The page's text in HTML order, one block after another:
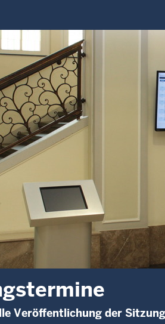
Veröffentlichung der